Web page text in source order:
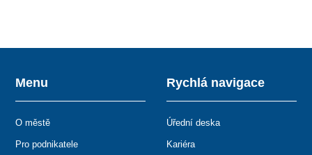
Menu
O městě
Pro podnikatele
Rychlá navigace
Úřední deska
Kariéra